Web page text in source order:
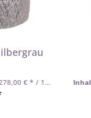
€ * / 1 Kilogramm)